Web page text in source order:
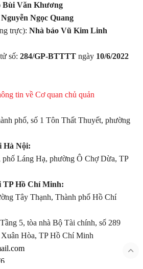
Bùi Văn Khương
Ngọc Quang
trực): Nhà báo Vũ Kim Linh
số: 284/GP-BTTTT ngày 10/6/2022
tin về Cơ quan chủ quản
phố, số 1 Tôn Thất Thuyết, phường
Hà Nội:
phố Láng Hạ, phường Ô Chợ Dừa, TP
TP Hồ Chí Minh:
Tây Thạnh, Thành phố Hồ Chí
5, tòa nhà Bộ Tài chính, số 289
Hòa, TP Hồ Chí Minh